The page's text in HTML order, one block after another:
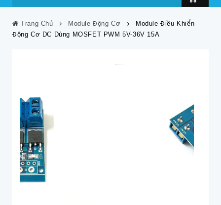
Trang Chủ Module Động Cơ
Module Điều Khiển
Động Cơ DC Dùng MOSFET PWM 5V-36V 15A